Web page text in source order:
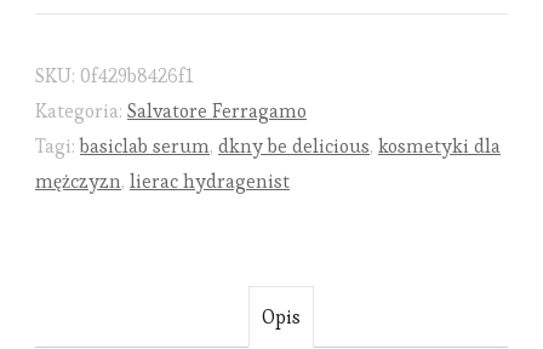
SKU: 0f429b8426f1
Kategoria: Salvatore Ferragamo
Tagi:basiclab serum, dkny be delicious, kosmetyki dla
mężczyzn, lierac hydragenist
Opis